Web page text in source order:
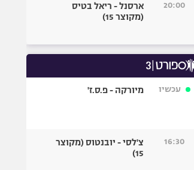
20:00
ארסנל - ריאל בטיס
(מקוצר 15)
עכשיו מיורקה - פ.ס.ז'
16:30
צ'לסי - יובנטוס (מקוצר
15)